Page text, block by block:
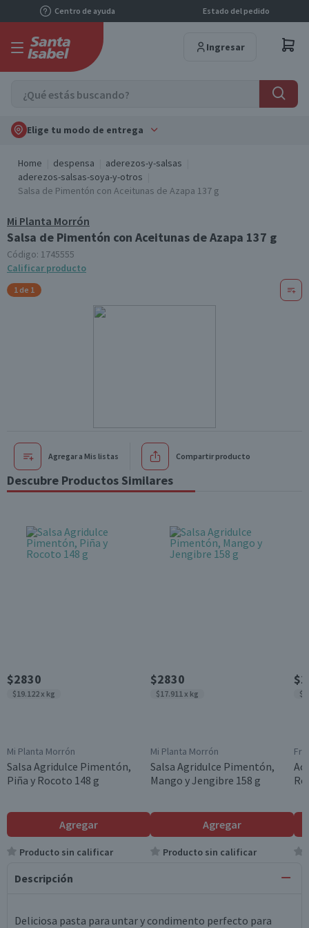
Centro de ayuda Estado del pedido
Ingresar
Elige tu modo de entrega
Home despensa
aderezos-y-salsas
aderezos-salsas-soya-y-otros
Salsa de Pimentón con Aceitunas de Azapa 137 g
Mi Planta Morrón
Salsa de Pimentón con Aceitunas de Azapa 137 g
Código: 1745555
Calificar producto
1 de 1
Agregar a Mis listas Compartir producto
Descubre Productos Similares
$2830
$19.122 x kg
Mi Planta Morrón
Salsa Agridulce Pimentón,
Piña y Rocoto 148 g
Agregar
Producto sin calificar
$2830
$17.911 x kg
Mi Planta Morrón
Salsa Agridulce Pimentón,
Mango y Jengibre 158 g
Agregar
Producto sin calificar
Descripción
Deliciosa pasta para untar y condimento perfecto para